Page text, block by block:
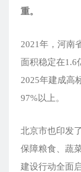
重。
2021年，河南
面积稳定在1.6
2025年建成高
97%以上。
北京市也印发
保障粮食、蔬
建设行动全面